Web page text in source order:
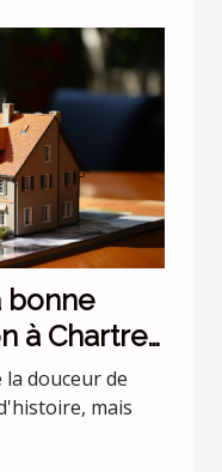
bonne
à Chartres
douceur de
mais